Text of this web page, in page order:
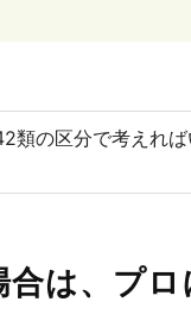
類の区分で考えれ
は、プ